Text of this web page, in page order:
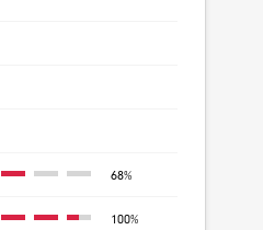
68%
100%